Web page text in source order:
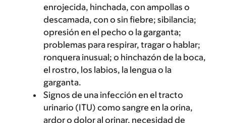
enrojecida, hinchada, con ampollas o
descamada, con o sin fiebre; sibilancia;
opresión en el pecho o la garganta;
problemas para respirar, tragar o hablar;
ronquera inusual; o hinchazón de la boca,
el rostro, los labios, la lengua o la
garganta.
Signos de una infección en el tracto
urinario (ITU) como sangre en la orina,
ardor o dolor al orinar, necesidad de